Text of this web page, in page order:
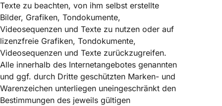
Texte zu beachten, von ihm selbst erstellte
Bilder, Grafiken, Tondokumente,
Videosequenzen und Texte zu nutzen oder auf
lizenzfreie Grafiken, Tondokumente,
Videosequenzen und Texte zurückzugreifen.
Alle innerhalb des Internetangebotes genannten
und ggf. durch Dritte geschützten Marken- und
Warenzeichen unterliegen uneingeschränkt den
Bestimmungen des jeweils gültigen